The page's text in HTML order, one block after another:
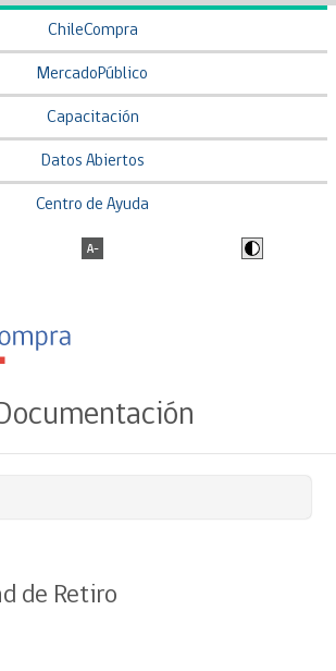
ChileCompra
MercadoPúblico
Capacitación
Datos Abiertos
Centro de Ayuda
de Retiro